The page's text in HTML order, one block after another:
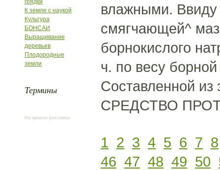
грядки
К земле с наукой
Культура
БОНСАИ
Выращивание
деревьев
Плодородные
земли
Термины
На правах рекламы:
влажными. Ввиду
смягчающей^
борнокислого
ч. по весу
Составленной из
СРЕДСТВО
1 2 3 4 5 6 7 8
46 47 48 49 50